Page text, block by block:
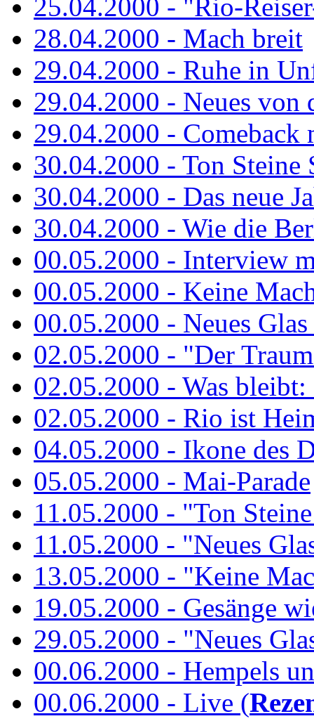
25.04.2000 - "Rio-
28.04.2000 - Mach breit
29.04.2000 - Ruhe in
29.04.2000 - Neues von
29.04.2000 - Comeback
30.04.2000 - Ton Steine
30.04.2000 - Das neue
30.04.2000 - Wie die
00.05.2000 - Interview
00.05.2000 - Keine
00.05.2000 - Neues Glas
02.05.2000 - "Der
02.05.2000 - Was bleibt:
02.05.2000 - Rio ist
04.05.2000 - Ikone des
05.05.2000 - Mai-Parade
11.05.2000 - "Ton
11.05.2000 - "Neues
13.05.2000 - "Keine
19.05.2000 - Gesänge
29.05.2000 - "Neues
00.06.2000 - Hempels
00.06.2000 - Live (